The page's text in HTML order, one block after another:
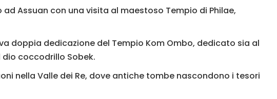
Assuan con una visita al maestoso Tempio di Philae,
doppia dedicazione del Tempio Kom Ombo, dedicato sia al
coccodrillo Sobek.
nella Valle dei Re, dove antiche tombe nascondono i tesori